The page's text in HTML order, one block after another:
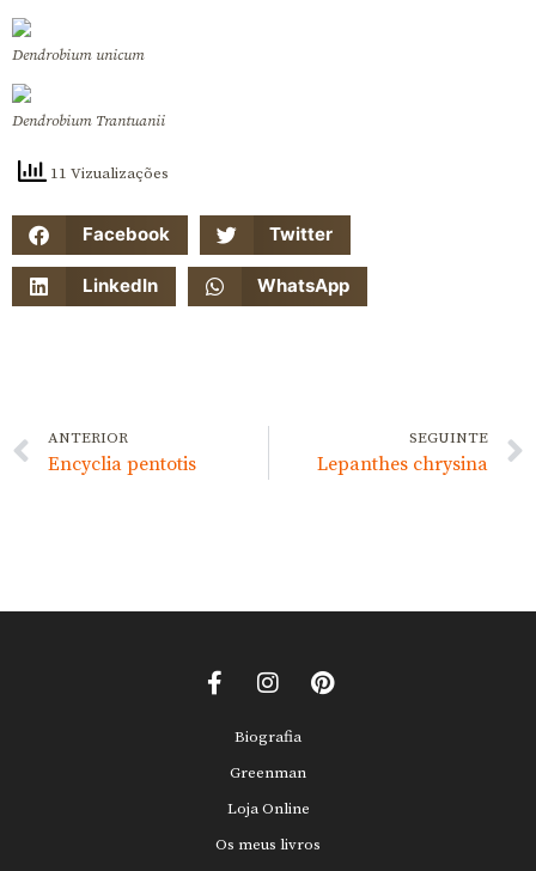
Dendrobium unicum
Dendrobium Trantuanii
11 Vizualizações
Facebook Twitter
LinkedIn WhatsApp
ANTERIOR
Encyclia pentotis
SEGUINTE
Lepanthes chrysina
Biografia
Greenman
Loja Online
Os meus livros